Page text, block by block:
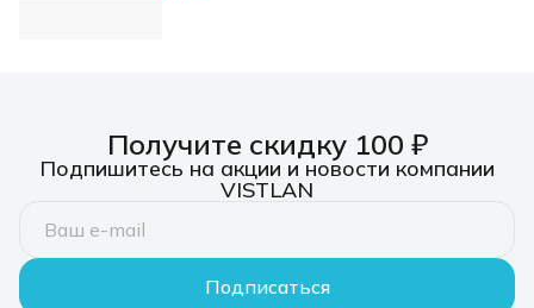
Получите скидку 100 ₽
Подпишитесь на акции и новости компании
VISTLAN
Подписаться